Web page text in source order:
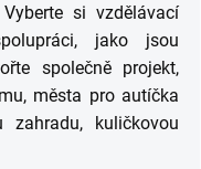
Vyberte si vzdělávací
jako jsou
společně projekt,
města pro autíčka
kuličkovou